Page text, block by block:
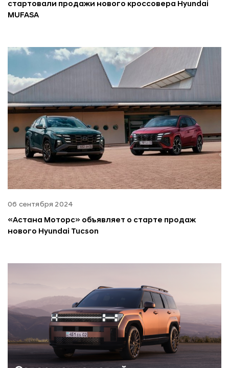
стартовали продажи нового кроссовера Hyundai
MUFASA
06 сентября 2024
«Астана Моторс» объявляет о старте продаж
нового Hyundai Tucson